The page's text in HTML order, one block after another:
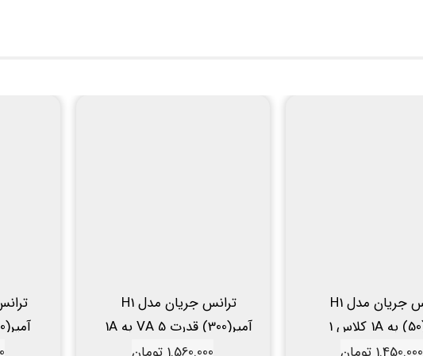
ترانس جریان مدل H1
آمپر(50) به 1A کلاس 1
هریس
ترانس جریان مدل H1
آمپر(300) قدرت 5 VA به 1A
کلاس 0.5 هریس